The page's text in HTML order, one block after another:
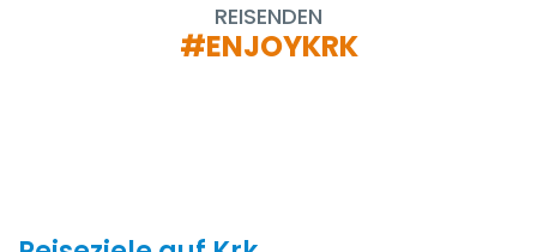
REISENDEN
#ENJOYKRK